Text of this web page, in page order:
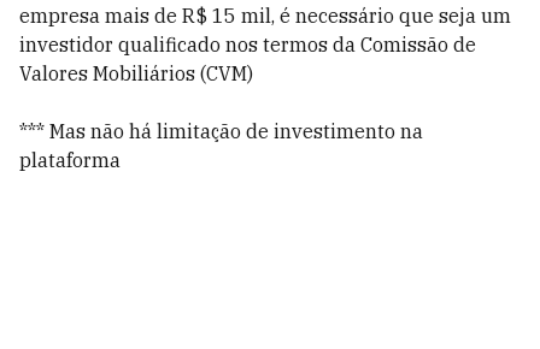
empresa mais de R$ 15 mil, é necessário que seja um
investidor qualificado nos termos da Comissão de
Valores Mobiliários (CVM)
*** Mas não há limitação de investimento na
plataforma